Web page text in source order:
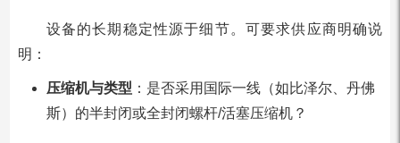
设备的长期稳定性源于细节。可要求供应商明确说
明：
压缩机与类型 ：是否采用国际一线（如比泽尔、丹佛
斯）的半封闭或全封闭螺杆/活塞压缩机？